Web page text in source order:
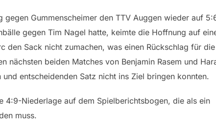
Gummenscheimer den TTV Auggen wieder auf
gegen Tim Nagel hatte, keimte die Hoffnung auf
den Sack nicht zumachen, was einen Rückschlag für die
nächsten beiden Matches von Benjamin Rasem und
entscheidenden Satz nicht ins Ziel bringen konnten.
4:9-Niederlage auf dem Spielberichtsbogen, die als ein
muss.